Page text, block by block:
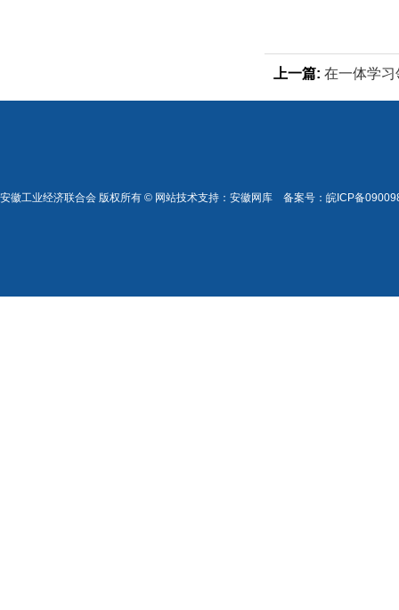
上一篇: 在一体学
安徽工业经济联合会 版权所有 © 网站技术支持： 安徽网库 备案号： 皖ICP备